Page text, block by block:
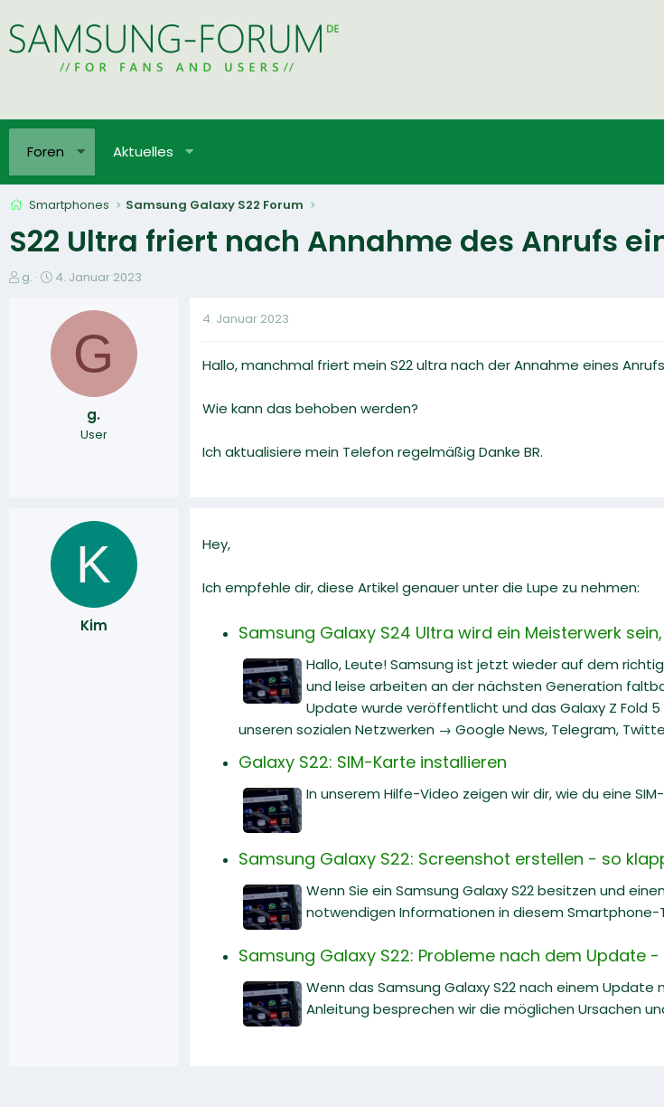
Foren Aktuelles
Smartphones Samsung Galaxy S22 Forum
S22 Ultra friert nach Annahme des Anrufs
E
g.
E
t
4. Januar 2023
G
g.
User
4. Januar 2023
Hallo, manchmal friert mein S22 ultra nach der Annahme eines
Wie kann das behoben werden?
Ich aktualisiere mein Telefon regelmäßig Danke BR.
K
Kim
Hey,
Ich empfehle dir, diese Artikel genauer unter die Lupe zu nehmen:
Samsung Galaxy S24 Ultra wird ein Meisterwerk
Hallo, Leute! Samsung ist jetzt wieder auf dem
und leise arbeiten an der nächsten Generation
Update wurde veröffentlicht und das Galaxy Z Fold
unseren sozialen Netzwerken → Google News, Telegram,
Galaxy S22: SIM-Karte installieren
In unserem Hilfe-Video zeigen wir dir, wie du eine
Samsung Galaxy S22: Screenshot erstellen - so
Wenn Sie ein Samsung Galaxy S22 besitzen und
notwendigen Informationen in diesem Smartphone-
Samsung Galaxy S22: Probleme nach dem Update
Wenn das Samsung Galaxy S22 nach einem
Anleitung besprechen wir die möglichen Ursachen